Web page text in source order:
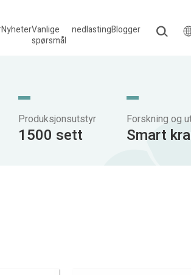
NyheterVanlige
spørsmål
nedlastingBlogger
Produksjonsutstyr
1500 sett
Forskning og
Smart